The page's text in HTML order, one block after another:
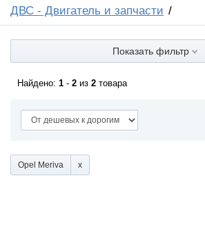
ДВС - Двигатель и запчасти
Показать фильтр
Найдено: 1 - 2 из 2 товара
Opel Meriva